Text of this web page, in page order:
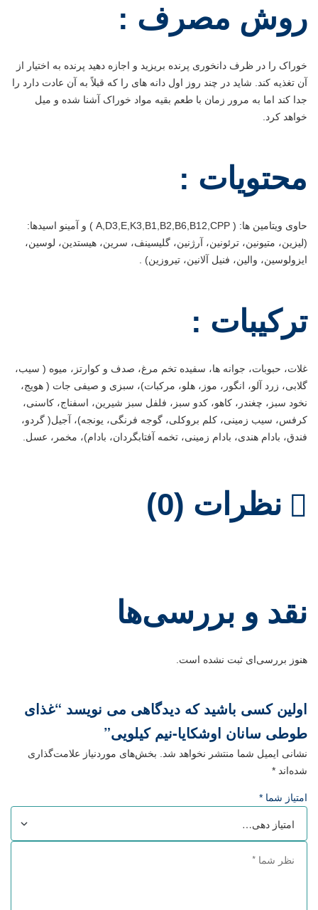
روش مصرف :
خوراک را در ظرف دانخوری پرنده بریزید و اجازه دهید پرنده به اختیار از
آن تغذیه کند. شاید در چند روز اول دانه های را که قبلاً به آن عادت دارد را
جدا کند اما به مرور زمان با طعم بقیه مواد خوراک آشنا شده و میل
خواهد کرد.
محتویات :
حاوی ویتامین ها: ( A,D3,E,K3,B1,B2,B6,B12,CPP ) و آمینو اسیدها:
(لیزین، متیونین، ترئونین، آرژنین، گلیسینف، سرین، هیستدین، لوسین،
ایزولوسین، والین، فنیل آلانین، تیروزین) .
ترکیبات :
غلات، حبوبات، جوانه ها، سفیده تخم مرغ، صدف و کوارتز، میوه ( سیب،
گلابی، زرد آلو، انگور، موز، هلو، مرکبات)، سبزی و صیفی جات ( هویج،
نخود سبز، چغندر، کاهو، کدو سبز، فلفل سبز شیرین، اسفناج، کاسنی،
کرفس، سیب زمینی، کلم بروکلی، گوجه فرنگی، یونجه)، آجیل( گردو،
فندق، بادام هندی، بادام زمینی، تخمه آفتابگردان، بادام)، مخمر، عسل.
نظرات (0)
نقد و بررسی‌ها
هنوز بررسی‌ای ثبت نشده است.
اولین کسی باشید که دیدگاهی می نویسد “غذای
طوطی سانان اوشکایا-نیم کیلویی”
نشانی ایمیل شما منتشر نخواهد شد. بخش‌های موردنیاز علامت‌گذاری
شده‌اند *
امتیاز شما *